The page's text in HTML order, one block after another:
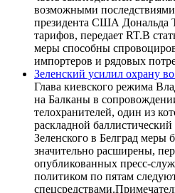
возможными
президента США Дональда
тарифов, передает RT.В
меры способны
импортеров и рядовых
Зеленский усилил охрану
Глава киевского режима
на Балканы в
телохранителей, один из
раскладной
Зеленского в Белград меры
значительно расширены,
опубликованных пресс-
политиком по пятам